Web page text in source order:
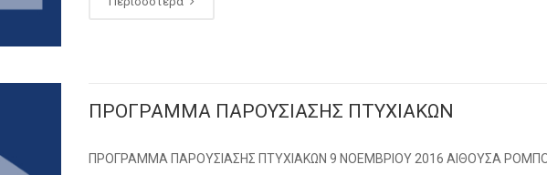
ΠΡΟΓΡΑΜΜΑ ΠΑΡΟΥΣΙΑΣΗΣ ΠΤΥΧΙΑΚΩΝ
ΠΡΟΓΡΑΜΜΑ ΠΑΡΟΥΣΙΑΣΗΣ ΠΤΥΧΙΑΚΩΝ 9 ΝΟΕΜΒΡΙΟΥ 2016 ΑΙΘΟΥΣΑ